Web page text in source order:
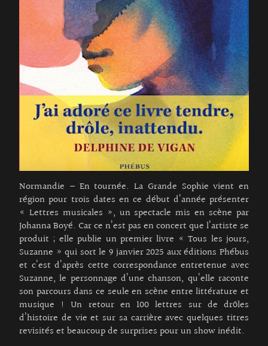
Normandie – En tournée. La Grande Sophie vient en
région pour trois dates en ce début d’année présenter
« Lettres musicales », un spectacle mis en scène par
Johanna Boyé. Car ce n’est pas en concert que l’artiste se
produit ; elle publie un premier livre « Tous les jours,
Suzanne » qui sort le 9 janvier 2025 aux éditions Phébus
et c’est d’après cette correspondance entretenue avec
Suzanne, le personnage d’une chanson, qu’elle raconte
son parcours dans ce seule en scène entre littérature et
musique ! Un retour en 100 lettres sur de drôles
d’histoire de vie et sur sa carrière avec quelques titres
revisités et beaucoup de surprises pour un show inédit.